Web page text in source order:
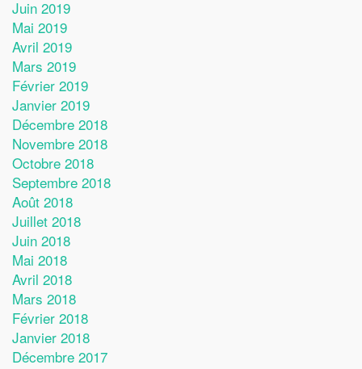
Juin 2019
Mai 2019
Avril 2019
Mars 2019
Février 2019
Janvier 2019
Décembre 2018
Novembre 2018
Octobre 2018
Septembre 2018
Août 2018
Juillet 2018
Juin 2018
Mai 2018
Avril 2018
Mars 2018
Février 2018
Janvier 2018
Décembre 2017